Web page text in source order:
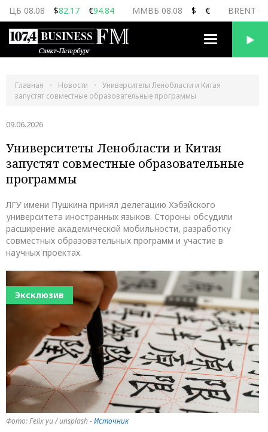
ЦБ 08.08 $82.17 €94.84 ММВБ 08.08 $ € BRENT
Переключить
Главная Новости
Университеты Ленобласти и Китая
запустят совместные образовательные программы
09.06.2026
Университеты Ленобласти и Китая
запустят совместные образовательные
программы
ЛГУ имени Пушкина принял делегацию Хэбэйского
университета иностранных языков. Стороны обсудили
расширение академической мобильности, разработку
совместных образовательных программ и участие в
научных проектах.
Эксклюзив
Фото: Felix yu / unsplash -Источник